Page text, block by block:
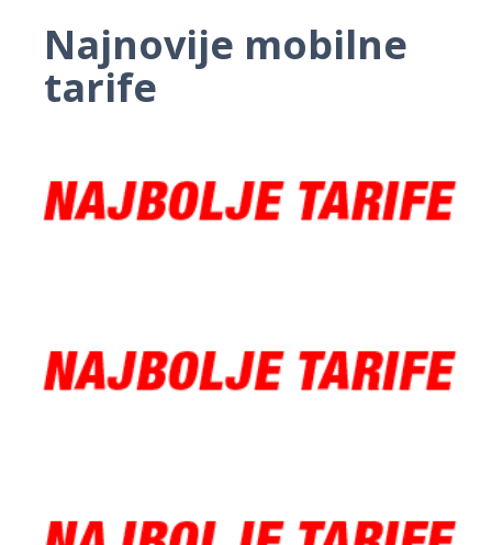
Najnovije mobilne
tarife